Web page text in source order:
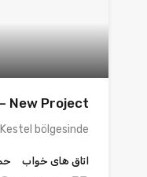
New Project
bölgesinde…
اتاق های خواب